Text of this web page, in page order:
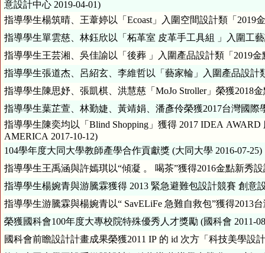
意設計中心 2019-04-01)
指導學生楊筑晴、王葦婷以「Ecoast」入圍空間設計類「2019
指導學生單雲慈、林鈺欣以「柘革室 皮革手工具組 」入圍工
指導學生王芸湘、吳佳諭以「後葬 」入圍產品設計類「2019
指導學生張道杰、呂紹玄、李維哲以「藝家輪」入圍產品設計
指導學生陳思妤、張凱棋、洪慧慈「MoJo Stroller」榮獲2018
指導學生葉芷萱、林勤婕、黃靖娟、潘彥伶榮獲2017台灣國際
指導學生陳奕均以「Blind Shopping」獲得 2017 IDEA
AMERICA 2017-10-12)
104學年度大同大學教師產學合作貢獻獎 (大同大學 2016-07-25)
指導學生王禹涵與許嫣琪以“傾凝 。 喝茶”獲得2016金點新秀
指導學生游騰霖與楊婉青以“ SavELiFe 急難自救包”獲得2013
榮獲國科會100年度大專校院特殊優秀人才獎勵 (國科會 2011-
國科會前瞻設計計畫成果榮獲2011 IP 的 id 次方「科技美學設